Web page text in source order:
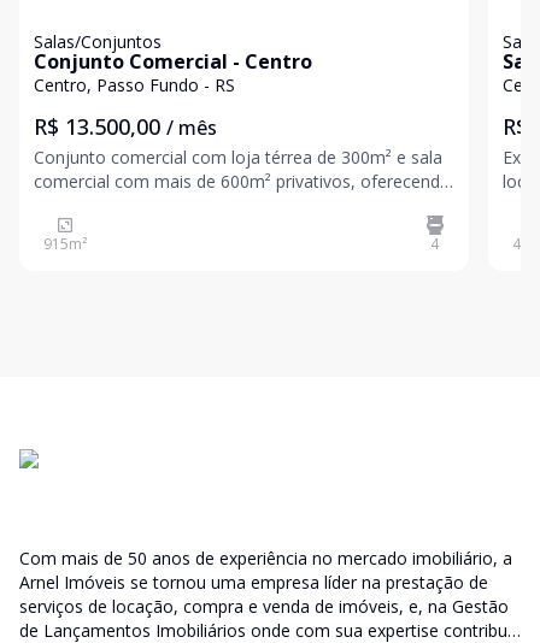
Salas/Conjuntos
Conjunto Comercial - Centro
Centro, Passo Fundo - RS
R$ 13.500,00 / mês
Conjunto comercial com loja térrea de 300m² e sala
comercial com mais de 600m² privativos, oferecendo
distribuição, ideais para diversos tipos de negócio.
Localizado em uma das ruas mais movimentadas da
915m² 4
R$
44
Com mais de 50 anos de experiência no mercado imobiliário, a
Arnel Imóveis se tornou uma empresa líder na prestação de
serviços de locação, compra e venda de imóveis, e, na Gestão
de Lançamentos Imobiliários onde com sua expertise contribui